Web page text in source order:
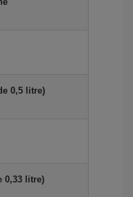
0,5 litre)
0,33 litre)